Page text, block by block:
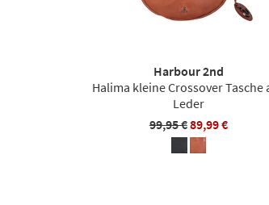
Harbour 2nd
Halima kleine Crossover Tasche
Leder
99,95 €89,99 €